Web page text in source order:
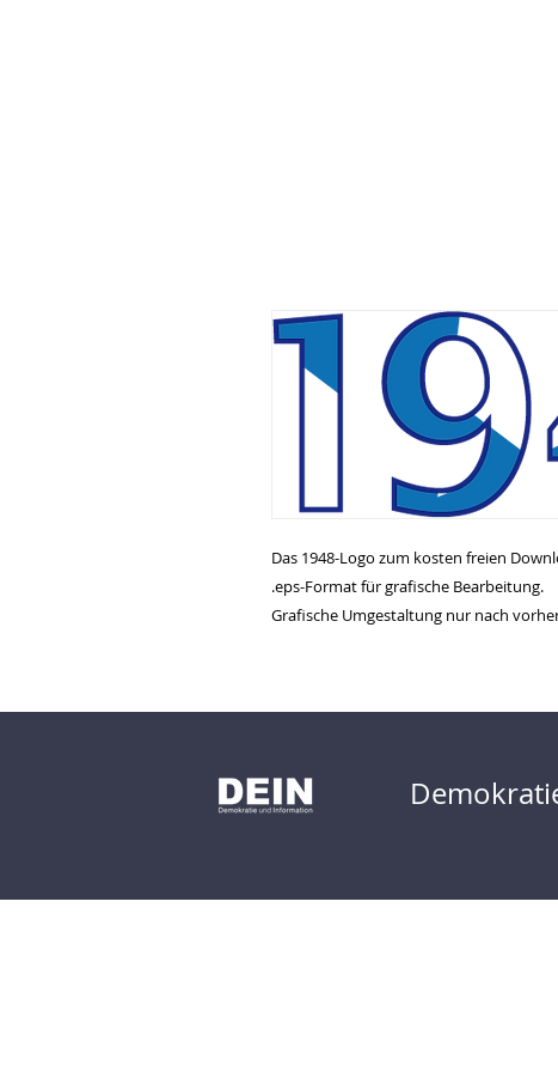
Das 1948-Logo zum kosten freien
.eps-Format für grafische Bearbeitung.
Grafische Umgestaltung nur nach